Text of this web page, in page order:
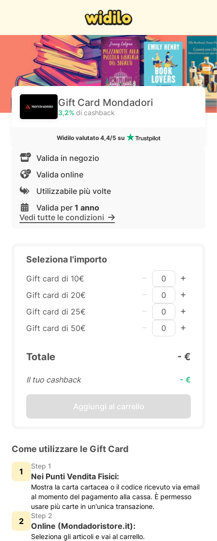
Gift Card Mondadori
3,2% di cashback
Widilo valutato 4,4/5 su
Valida in negozio
Valida online
Utilizzabile più volte
Valida per 1 anno
Vedi tutte le condizioni
Seleziona l'importo
Gift card di 10€
Gift card di 20€
Gift card di 25€
Gift card di 50€
Totale - €
Il tuo cashback - €
Aggiungi al carrello
Come utilizzare le Gift Card
Step 1
Nei Punti Vendita Fisici:
Mostra la carta cartacea o il codice ricevuto via email
al momento del pagamento alla cassa. È permesso
usare più carte in un'unica transazione.
Step 2
Online (Mondadoristore.it):
Seleziona gli articoli e vai al carrello.